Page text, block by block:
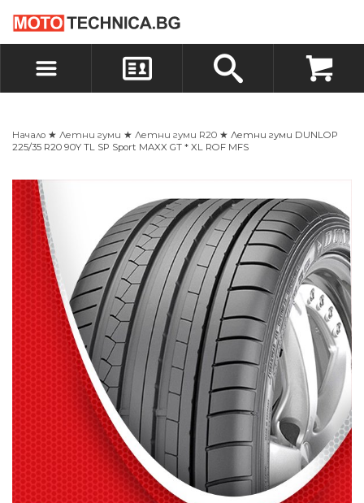
ВХОД
БЪРЗА ПОРЪЧКА ПОРЪЧКА
Начало ★ Летни гуми ★ Летни гуми R20 ★ Летни гуми DUNLOP
225/35 R20 90Y TL SP Sport MAXX GT * XL ROF MFS